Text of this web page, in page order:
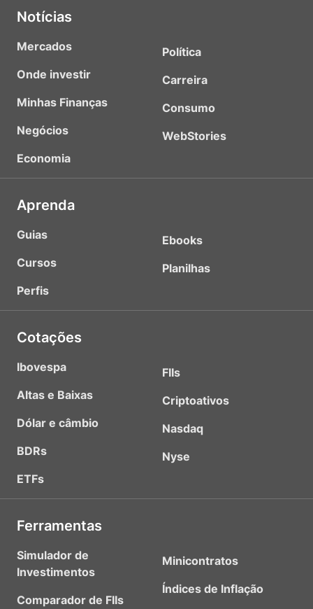
Notícias
Mercados
Onde investir
Minhas Finanças
Negócios
Economia
Política
Carreira
Consumo
WebStories
Aprenda
Guias
Cursos
Perfis
Ebooks
Planilhas
Cotações
Ibovespa
Altas e Baixas
Dólar e câmbio
BDRs
ETFs
FIIs
Criptoativos
Nasdaq
Nyse
Ferramentas
Simulador de
Investimentos
Comparador de FIIs
Minicontratos
Índices de Inflação